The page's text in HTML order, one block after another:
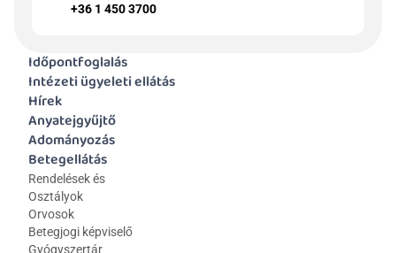
+36 1 450 3700
Időpontfoglalás
Intézeti ügyeleti ellátás
Hírek
Anyatejgyűjtő
Adományozás
Betegellátás
Rendelések és
Osztályok
Orvosok
Betegjogi képviselő
Gyógyszertár